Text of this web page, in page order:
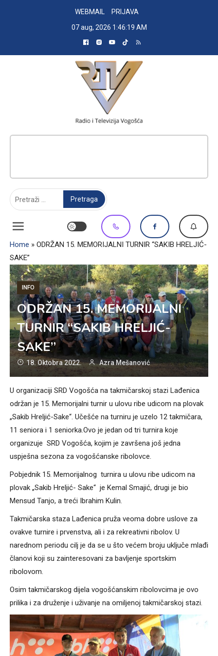
WEBMAIL
PRIJAVA
07 aug, 2026 1:46:20 AM
Home » ODRŽAN 15. MEMORIJALNI TURNIR “SAKIB HRELJIĆ-
SAKE”
INFO
ODRŽAN 15. MEMORIJALNI
TURNIR “SAKIB HRELJIĆ-
SAKE”
18. Oktobra 2022. Azra Mešanović
U organizaciji SRD Vogošća na takmičarskoj stazi Lađenica
održan je 15. Memorijalni turnir u ulovu ribe udicom na plovak
„Sakib Hreljić-Sake“. Učešće na turniru je uzelo 12 takmičara,
11 seniora i 1 seniorka.Ovo je jedan od tri turnira koje
organizuje SRD Vogošća, kojim je završena još jedna
uspješna sezona za vogošćanske ribolovce.
Pobjednik 15. Memorijalnog turnira u ulovu ribe udicom na
plovak „Sakib Hreljić- Sake“ je Kemal Smajić, drugi je bio
Mensud Tanjo, a treći Ibrahim Kulin.
Takmičarska staza Lađenica pruža veoma dobre uslove za
ovakve turnire i prvenstva, ali i za rekreativni ribolov. U
narednom periodu cilj je da se u što većem broju uključe mlađi
članovi koji su zainteresovani za bavljenje sportskim
ribolovom.
Osim takmičarskog dijela vogošćanskim ribolovcima je ovo
prilika i za druženje i uživanje na omiljenoj takmičarskoj stazi.